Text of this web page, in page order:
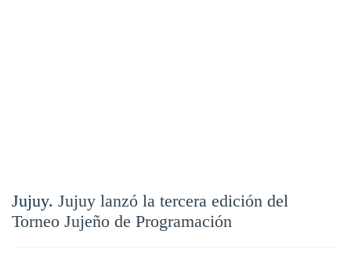
Jujuy. Jujuy lanzó la tercera edición del
Torneo Jujeño de Programación